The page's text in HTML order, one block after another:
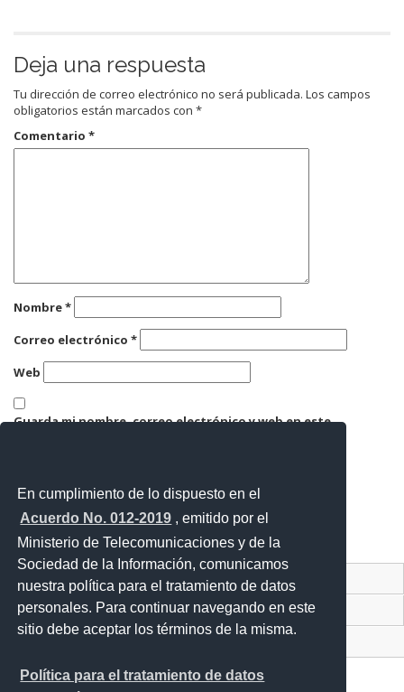
En cumplimiento de lo dispuesto en el
Acuerdo No. 012-2019 , emitido por el
Ministerio de Telecomunicaciones y de la
Sociedad de la Información, comunicamos
nuestra política para el tratamiento de datos
personales. Para continuar navegando en este
sitio debe aceptar los términos de la misma.
Política para el tratamiento de datos
Deja una respuesta
Tu dirección de correo electrónico no será publicada. Los campos
obligatorios están marcados con *
Comentario *
Nombre*
Correo electrónico *
Web
Guarda mi nombre, correo electrónico y web en este
Contacto Ciudadano Digital
Portal Trámites Ciudadanos
Sistema Nacional de Información (SNI)